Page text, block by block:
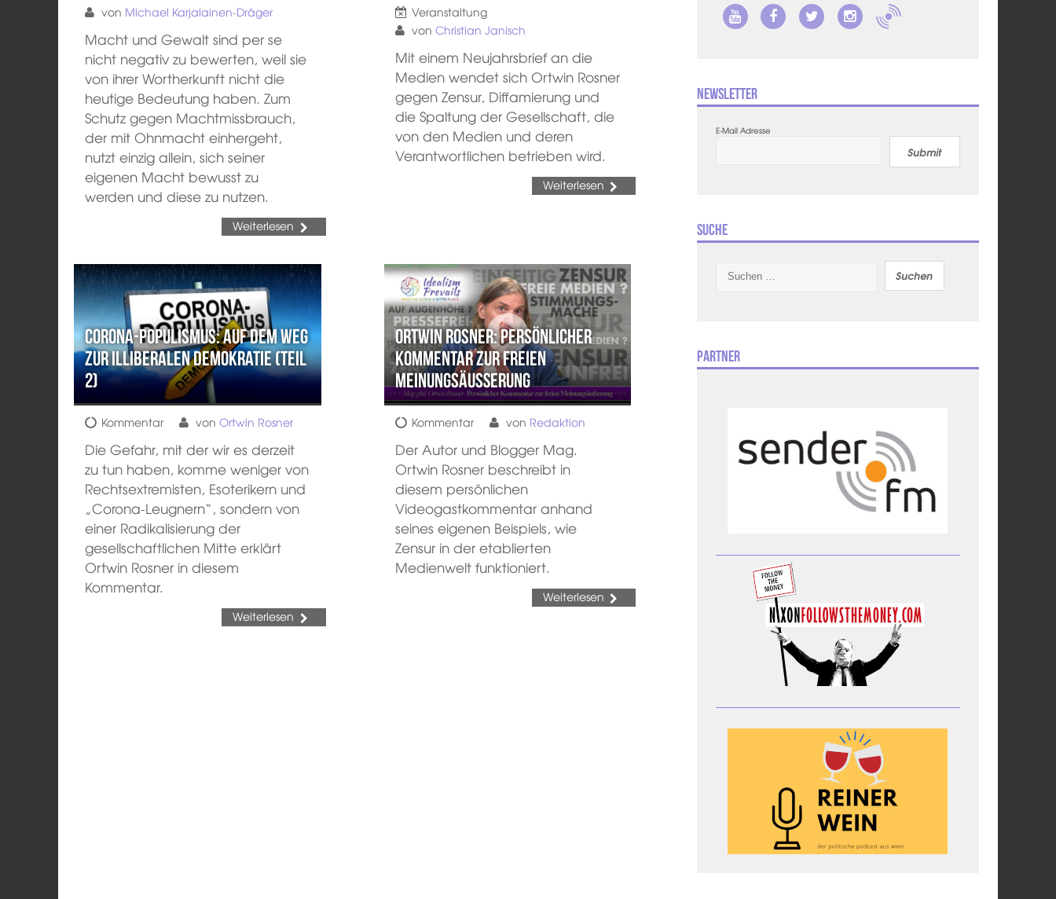
von Michael Karjalainen-Dräger
Macht und Gewalt sind per se
nicht negativ zu bewerten, weil sie
von ihrer Wortherkunft nicht die
heutige Bedeutung haben. Zum
Schutz gegen Machtmissbrauch,
der mit Ohnmacht einhergeht,
nutzt einzig allein, sich seiner
eigenen Macht bewusst zu
werden und diese zu nutzen.
Weiterlesen
Veranstaltung
von Christian Janisch
Mit einem Neujahrsbrief an die
Medien wendet sich Ortwin Rosner
gegen Zensur, Diffamierung und
die Spaltung der Gesellschaft, die
von den Medien und deren
Verantwortlichen betrieben wird.
Weiterlesen
Corona-Populismus: Auf dem Weg
zur illiberalen Demokratie (Teil
2)
Kommentar vonOrtwin Rosner
Die Gefahr, mit der wir es derzeit
zu tun haben, komme weniger von
Rechtsextremisten, Esoterikern und
„Corona-Leugnern“, sondern von
einer Radikalisierung der
gesellschaftlichen Mitte erklärt
Ortwin Rosner in diesem
Kommentar.
Weiterlesen
Ortwin Rosner: Persönlicher
Kommentar zur freien
Meinungsäußerung
Kommentar von Redaktion
Der Autor und Blogger Mag.
Ortwin Rosner beschreibt in
diesem persönlichen
Videogastkommentar anhand
seines eigenen Beispiels, wie
Zensur in der etablierten
Medienwelt funktioniert.
Weiterlesen
Newsletter
E-Mail Adresse
Submit
Suche
nach:
Partner